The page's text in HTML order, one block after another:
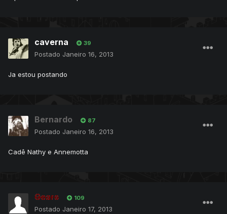
caverna 39
Postado Janeiro 16, 2013
Ja estou postando
Bernardo 87
Postado Janeiro 16, 2013
Cadê Nathy e Annemotta
Gears 109
Postado Janeiro 17, 2013